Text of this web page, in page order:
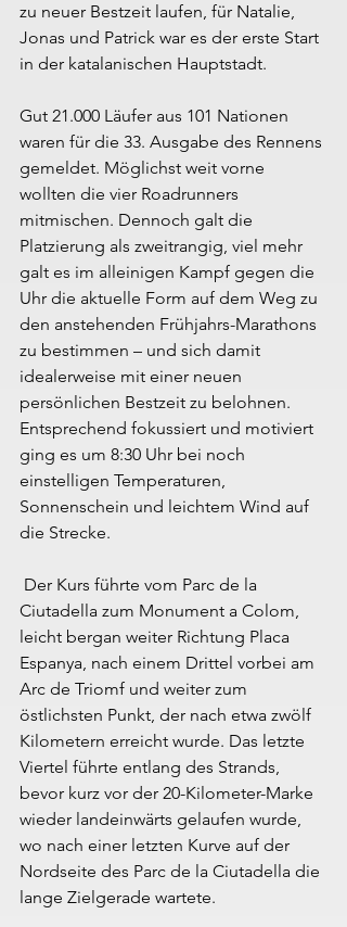
zu neuer Bestzeit laufen, für Natalie,
Jonas und Patrick war es der erste Start
in der katalanischen Hauptstadt.
Gut 21.000 Läufer aus 101 Nationen
waren für die 33. Ausgabe des Rennens
gemeldet. Möglichst weit vorne
wollten die vier Roadrunners
mitmischen. Dennoch galt die
Platzierung als zweitrangig, viel mehr
galt es im alleinigen Kampf gegen die
Uhr die aktuelle Form auf dem Weg zu
den anstehenden Frühjahrs-Marathons
zu bestimmen – und sich damit
idealerweise mit einer neuen
persönlichen Bestzeit zu belohnen.
Entsprechend fokussiert und motiviert
ging es um 8:30 Uhr bei noch
einstelligen Temperaturen,
Sonnenschein und leichtem Wind auf
die Strecke.
Ciutadella zum Monument a Colom,
leicht bergan weiter Richtung Placa
Espanya, nach einem Drittel vorbei am
Arc de Triomf und weiter zum
östlichsten Punkt, der nach etwa zwölf
Kilometern erreicht wurde. Das letzte
Viertel führte entlang des Strands,
bevor kurz vor der 20-Kilometer-Marke
wieder landeinwärts gelaufen wurde,
wo nach einer letzten Kurve auf der
Nordseite des Parc de la Ciutadella die
lange Zielgerade wartete.